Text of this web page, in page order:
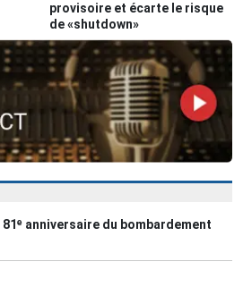
provisoire et écarte le risque
de «shutdown»
anniversaire du bombardement